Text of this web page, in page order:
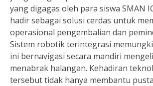
yang digagas oleh para siswa SMAN
hadir sebagai solusi cerdas untuk
operasional pengembalian dan
Sistem robotik terintegrasi
ini bernavigasi secara mandiri
menabrak halangan. Kehadiran
tersebut tidak hanya membantu